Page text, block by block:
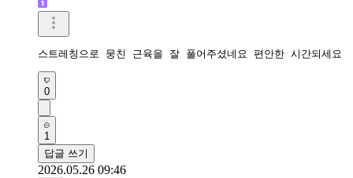
스트레칭으로 뭉친 근육을 잘 풀어주셨네요 편안한 시간되세요
0
1
답글 쓰기
2026.05.26 09:46